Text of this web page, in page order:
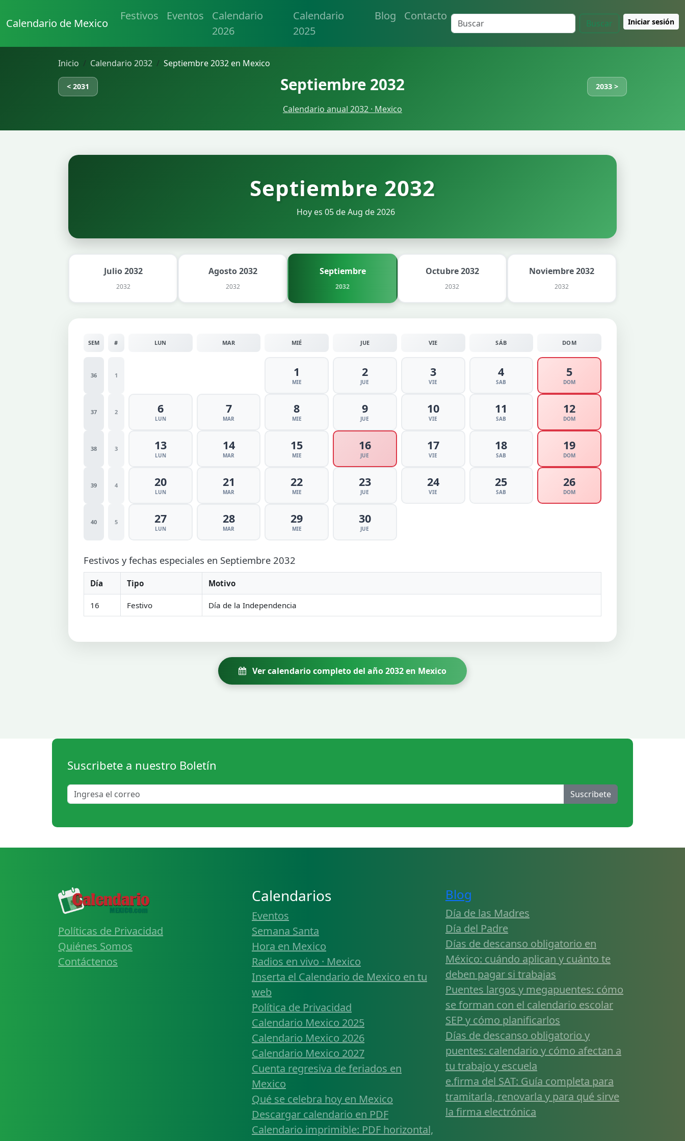
Calendario de Mexico
Festivos Eventos
Calendario
2026
Calendario
2025
Blog Contacto
Buscar Iniciar sesión
Inicio Calendario 2032 Septiembre 2032 en Mexico
< 2031 Septiembre 2032 2033 >
Calendario anual 2032 · Mexico
Septiembre 2032
Hoy es 05 de Aug de 2026
Julio 2032
2032
Agosto 2032
2032
Septiembre
2032
Octubre 2032
2032
Noviembre 2032
2032
SEM # LUN MAR MIÉ JUE VIE SÁB DOM
36 1 1
MIE
2
JUE
3
VIE
4
SAB
5
DOM
37 2 6
LUN
7
MAR
8
MIE
9
JUE
10
VIE
11
SAB
12
DOM
38 3 13
LUN
14
MAR
15
MIE
16
JUE
17
VIE
18
SAB
19
DOM
39 4 20
LUN
21
MAR
22
MIE
23
JUE
24
VIE
25
SAB
26
DOM
40 5 27
LUN
28
MAR
29
MIE
30
JUE
Festivos y fechas especiales en Septiembre 2032
Día Tipo Motivo
16 Festivo Día de la Independencia
Ver calendario completo del año 2032 en Mexico
Suscribete a nuestro Boletín
Suscribete
Políticas de Privacidad
Quiénes Somos
Contáctenos
Calendarios
Eventos
Semana Santa
Hora en Mexico
Radios en vivo · Mexico
Inserta el Calendario de Mexico en tu
web
Política de Privacidad
Calendario Mexico 2025
Calendario Mexico 2026
Calendario Mexico 2027
Cuenta regresiva de feriados en
Mexico
Qué se celebra hoy en Mexico
Descargar calendario en PDF
Calendario imprimible: PDF horizontal,
Blog
Día de las Madres
Día del Padre
Días de descanso obligatorio en
México: cuándo aplican y cuánto te
deben pagar si trabajas
Puentes largos y megapuentes: cómo
se forman con el calendario escolar
SEP y cómo planificarlos
Días de descanso obligatorio y
puentes: calendario y cómo afectan a
tu trabajo y escuela
e.firma del SAT: Guía completa para
tramitarla, renovarla y para qué sirve
la firma electrónica